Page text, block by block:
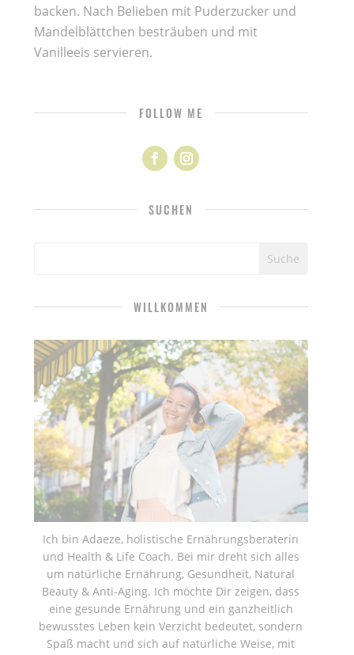
backen. Nach Belieben mit Puderzucker und
Mandelblättchen besträuben und mit
Vanilleeis servieren.
FOLLOW ME
SUCHEN
WILLKOMMEN
Ich bin Adaeze, holistische Ernährungsberaterin
und Health & Life Coach. Bei mir dreht sich alles
um natürliche Ernährung, Gesundheit, Natural
Beauty & Anti-Aging. Ich möchte Dir zeigen, dass
eine gesunde Ernährung und ein ganzheitlich
bewusstes Leben kein Verzicht bedeutet, sondern
Spaß macht und sich auf natürliche Weise, mit